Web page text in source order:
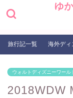
ゆ
旅行記一覧 海外ディ
ウォルトディズニーワール
2018WDW